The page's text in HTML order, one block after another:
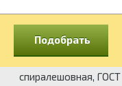
Подобрать
спиралешовная, ГОСТ